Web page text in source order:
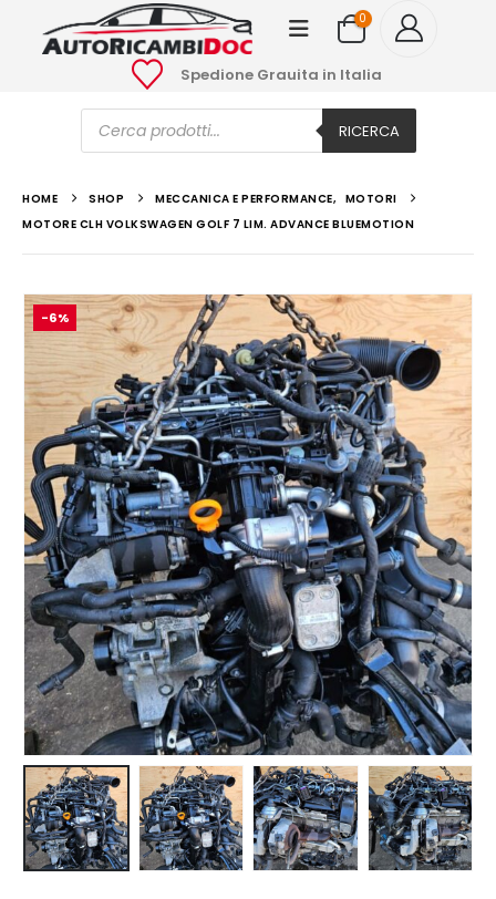
0
Spedione Grauita in Italia
Ricerca
prodotti RICERCA
HOME SHOP MECCANICA E PERFORMANCE, MOTORI
MOTORE CLH VOLKSWAGEN GOLF 7 LIM. ADVANCE BLUEMOTION
-6%